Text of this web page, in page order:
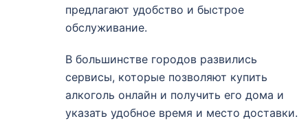
предлагают удобство и быстрое
обслуживание.
В большинстве городов развились
сервисы, которые позволяют купить
алкоголь онлайн и получить его дома и
указать удобное время и место доставки.